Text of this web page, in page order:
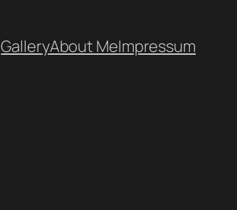
GalleryAbout MeImpressum